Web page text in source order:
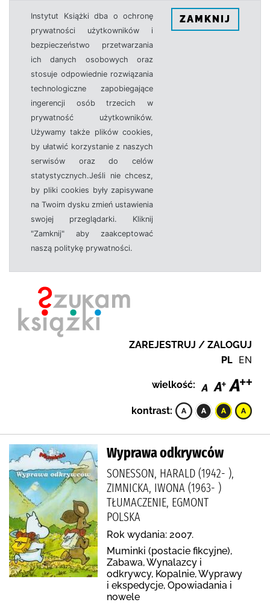
Instytut Książki dba o ochronę
prywatności użytkowników i
bezpieczeństwo przetwarzania
ich danych osobowych oraz
stosuje odpowiednie rozwiązania
technologiczne zapobiegające
ingerencji osób trzecich w
prywatność użytkowników.
Używamy także plików cookies,
by ułatwić korzystanie z naszych
serwisów oraz do celów
statystycznych.Jeśli nie chcesz,
by pliki cookies były zapisywane
na Twoim dysku zmień ustawienia
swojej przeglądarki. Kliknij
"Zamknij" aby zaakceptować
naszą politykę prywatności.
ZAMKNIJ
ZAREJESTRUJ / ZALOGUJ
PL EN
wielkość:
kontrast:
Wyprawa odkrywców
SONESSON, HARALD (1942- ),
ZIMNICKA, IWONA (1963- )
TŁUMACZENIE, EGMONT
POLSKA
Rok wydania: 2007.
Muminki (postacie fikcyjne),
Zabawa, Wynalazcy i
odkrywcy, Kopalnie, Wyprawy
i ekspedycje, Opowiadania i
nowele